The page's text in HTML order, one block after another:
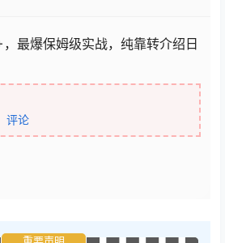
最爆保姆级实战，纯靠转介绍日
评论
重要声明